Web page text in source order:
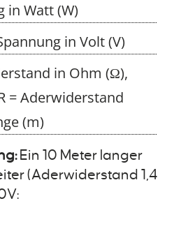
in Watt (W)
in Volt (V)
in Ohm (Ω),
= Aderwiderstand
(m)
Ein 10 Meter langer
(Aderwiderstand 1,4